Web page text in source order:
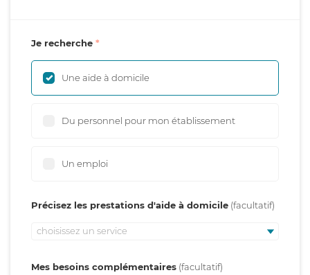
Je recherche
Une aide à domicile
Du personnel pour mon établissement
Un emploi
Précisez les prestations d'aide à domicile
choisissez un service
Mes besoins complémentaires